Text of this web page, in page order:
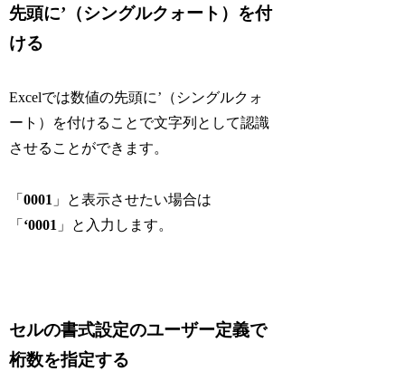
先頭に’（シングルクォート）を付
ける
Excelでは数値の先頭に’（シングルクォ
ート）を付けることで文字列として認識
させることができます。
「0001 」と表示させたい場合は
「 ‘0001 」と入力します。
セルの書式設定のユーザー定義で
桁数を指定する